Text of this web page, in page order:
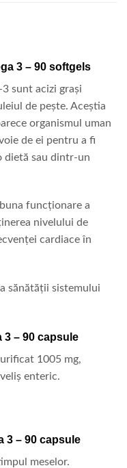
3 – 90 softgels
sunt acizi grași
de pește. Aceștia
organismul uman
de ei pentru a fi
dietӑ sau dintr-un
funcționare a
nivelului de
cardiace în
sӑnӑtӑții sistemului
3 – 90 capsule
1005 mg,
enteric.
3 – 90 capsule
meselor.